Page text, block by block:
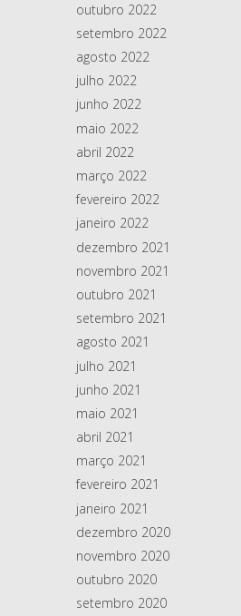
outubro 2022
setembro 2022
agosto 2022
julho 2022
junho 2022
maio 2022
abril 2022
março 2022
fevereiro 2022
janeiro 2022
dezembro 2021
novembro 2021
outubro 2021
setembro 2021
agosto 2021
julho 2021
junho 2021
maio 2021
abril 2021
março 2021
fevereiro 2021
janeiro 2021
dezembro 2020
novembro 2020
outubro 2020
setembro 2020